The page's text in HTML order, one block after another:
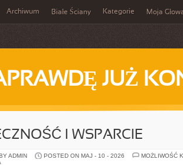
Archiwum Białe Ściany Kategorie Moja
JUŻ
I WSPARCIE
ADMIN POSTED ON MAJ - 10 - 2026
MOŻLIWOŚĆ